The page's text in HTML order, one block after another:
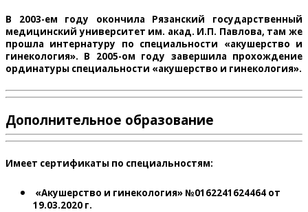
В 2003-ем году окончила Рязанский государственный
медицинский университет им. акад. И.П. Павлова, там же
прошла интернатуру по специальности «акушерство и
гинекология». В 2005-ом году завершила прохождение
ординатуры специальности «акушерство и гинекология».
Дополнительное образование
Имеет сертификаты по специальностям:
«Акушерство и гинекология» №0162241624464 от
19.03.2020 г.